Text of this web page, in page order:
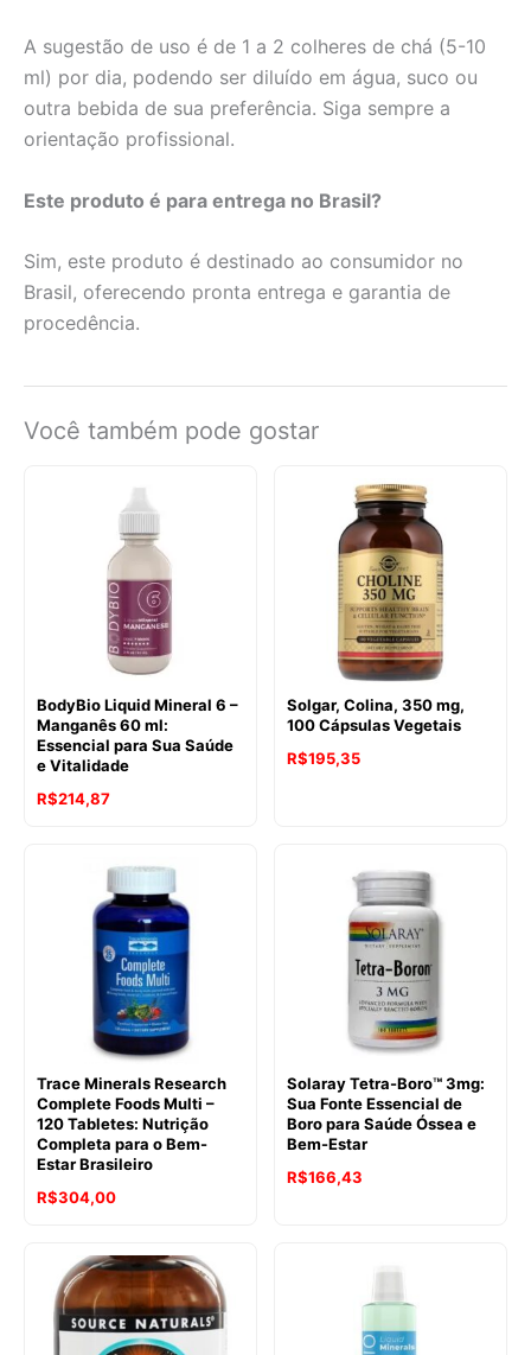
A sugestão de uso é de 1 a 2 colheres de chá (5-10
ml) por dia, podendo ser diluído em água, suco ou
outra bebida de sua preferência. Siga sempre a
orientação profissional.
Este produto é para entrega no Brasil?
Sim, este produto é destinado ao consumidor no
Brasil, oferecendo pronta entrega e garantia de
procedência.
Você também pode gostar
BodyBio Liquid Mineral 6 –
Manganês 60 ml:
Essencial para Sua Saúde
e Vitalidade
R$214,87
Solgar, Colina, 350 mg,
100 Cápsulas Vegetais
R$195,35
Trace Minerals Research
Complete Foods Multi –
120 Tabletes: Nutrição
Completa para o Bem-
Estar Brasileiro
R$304,00
Solaray Tetra-Boro™ 3mg:
Sua Fonte Essencial de
Boro para Saúde Óssea e
Bem-Estar
R$166,43